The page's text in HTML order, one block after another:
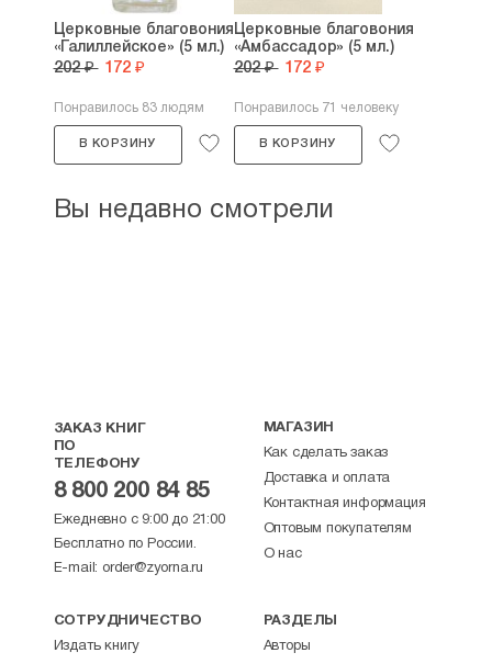
Церковные благовония
«Галиллейское» (5 мл.)
202 ₽ 172 ₽
Понравилось 83 людям
В КОРЗИНУ
Церковные благовония
«Амбассадор» (5 мл.)
202 ₽ 172 ₽
Понравилось 71 человеку
В КОРЗИНУ
Вы недавно смотрели
ЗАКАЗ КНИГ
ПО
ТЕЛЕФОНУ
8 800 200 84 85
Ежедневно с 9:00 до 21:00
Бесплатно по России.
E-mail: order@zyorna.ru
МАГАЗИН
Как сделать заказ
Доставка и оплата
Контактная информация
Оптовым покупателям
О нас
СОТРУДНИЧЕСТВО
Издать книгу
РАЗДЕЛЫ
Авторы